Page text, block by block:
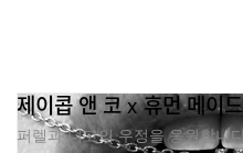
제이콥 앤 코 x 휴먼 메이
퍼렐과 니고의 우정을 응원합니